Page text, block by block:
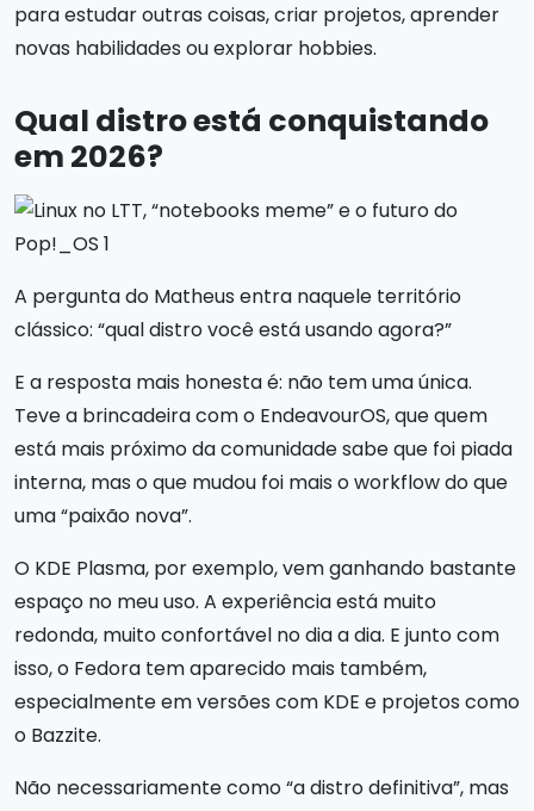
para estudar outras coisas, criar projetos, aprender
novas habilidades ou explorar hobbies.
Qual distro está conquistando
em 2026?
A pergunta do Matheus entra naquele território
clássico: “qual distro você está usando agora?”
E a resposta mais honesta é: não tem uma única.
Teve a brincadeira com o EndeavourOS, que quem
está mais próximo da comunidade sabe que foi piada
interna, mas o que mudou foi mais o workflow do que
uma “paixão nova”.
O KDE Plasma, por exemplo, vem ganhando bastante
espaço no meu uso. A experiência está muito
redonda, muito confortável no dia a dia. E junto com
isso, o Fedora tem aparecido mais também,
especialmente em versões com KDE e projetos como
o Bazzite.
Não necessariamente como “a distro definitiva”, mas